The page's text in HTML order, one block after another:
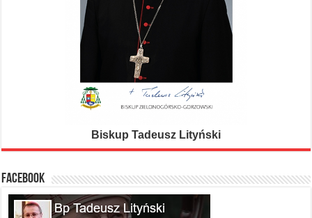
Biskup Tadeusz Lityński
FACEBOOK